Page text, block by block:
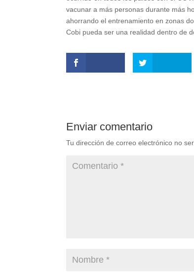
vacunar a más personas durante más
ahorrando el entrenamiento en zonas
Cobi pueda ser una realidad dentro de
Enviar comentario
Tu dirección de correo electrónico no